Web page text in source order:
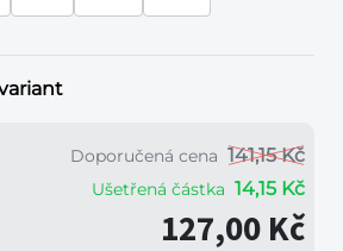
Doporučená cena 141,15 Kč
Ušetřená částka 14,15 Kč
127,00 Kč